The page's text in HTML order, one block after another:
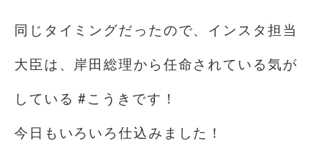
同じタイミングだったので、インスタ担当
大臣は、岸田総理から任命されている気が
している #こうきです！
今日もいろいろ仕込みました！